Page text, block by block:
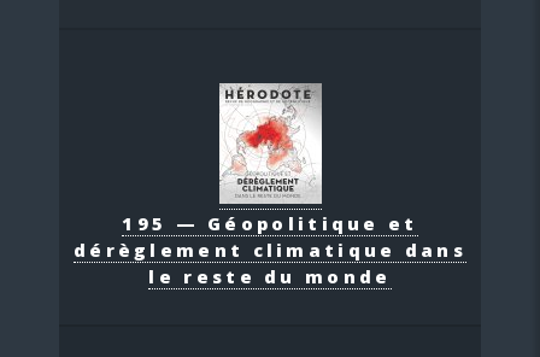
195 — Géopolitique et
dérèglement climatique dans
le reste du monde